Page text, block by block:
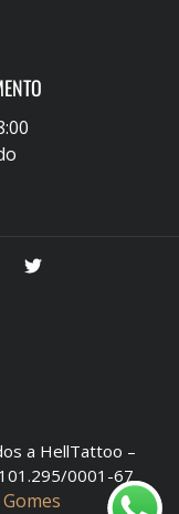
a HellTattoo –
0001-67